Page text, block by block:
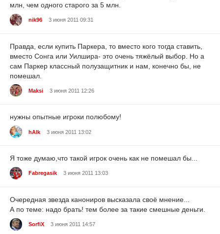
млн, чем одного старого за 5 млн.
nik96 3 июня 2011 09:31
Правда, если купить Паркера, то вместо кого тогда ставить,
вместо Сонга или Уилшира- это очень тяжёлый выбор. Но а
сам Паркер классный полузащитник и нам, конечно бы, не
помешал.
Maksi 3 июня 2011 12:26
нужны опытные игроки полюбому!
hAlk 3 июня 2011 13:02
Я тоже думаю,что такой игрок очень как не помешал бы...
Fabregasik 3 июня 2011 13:03
Очередная звезда канониров высказала своё мнение...
А по теме: надо брать! тем более за такие смешные деньги.
SorfiX 3 июня 2011 14:57